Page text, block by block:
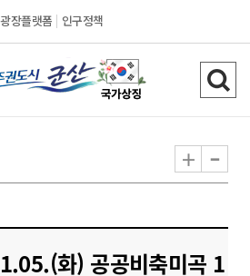
장플랫폼 인구정책
시
민
도
검
색
기
+ -
화) 공공비축미곡 1